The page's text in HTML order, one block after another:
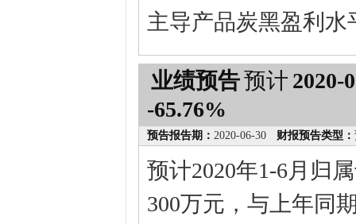
主导产品炭黑盈利
业绩预告预计 2020-
-65.76%
预告报告期： 2020-06-30 财报预告类型：
预计2020年1-6月归
300万元，与上年同